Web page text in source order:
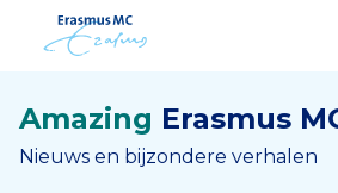
Amazing Erasmus
Nieuws en bijzondere verhalen